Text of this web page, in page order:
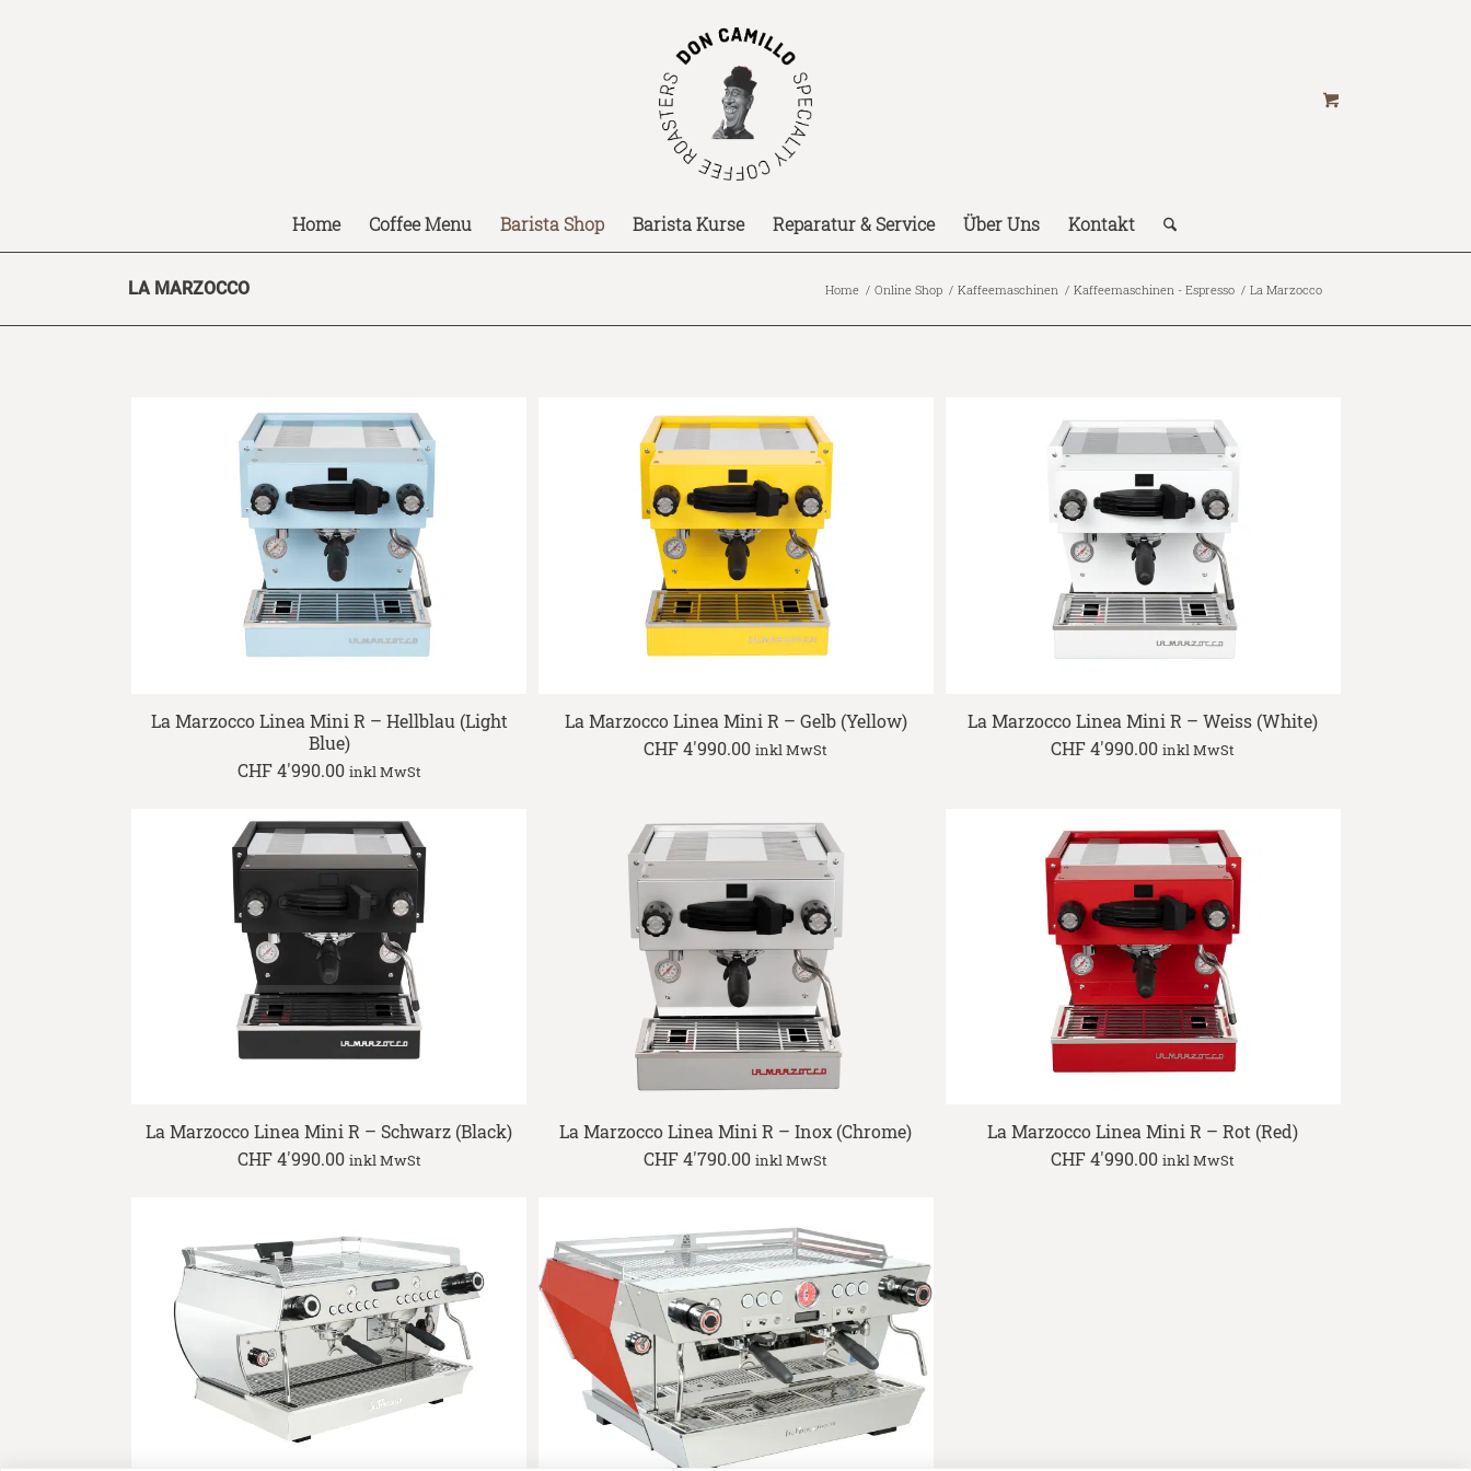
Home Coffee Menu Barista Shop Barista Kurse Reparatur & Service Über Uns Kontakt
LA MARZOCCO Home / Online Shop / Kaffeemaschinen / Kaffeemaschinen - Espresso / La Marzocco
La Marzocco Linea Mini R – Hellblau (Light
Blue)
CHF4'990.00 inkl MwSt
La Marzocco Linea Mini R – Gelb (Yellow)
CHF4'990.00 inkl MwSt
La Marzocco Linea Mini R – Weiss (White)
CHF4'990.00 inkl MwSt
La Marzocco Linea Mini R – Schwarz (Black)
CHF4'990.00 inkl MwSt
La Marzocco Linea Mini R – Inox (Chrome)
CHF4'790.00 inkl MwSt
La Marzocco Linea Mini R – Rot (Red)
CHF4'990.00 inkl MwSt